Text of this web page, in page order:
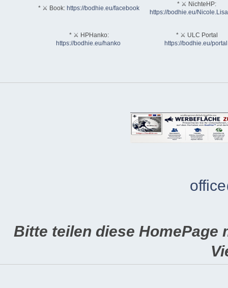
* ⚔ Book: https://bodhie.eu/facebook
* ⚔ NichteHP:
https://bodhie.eu/
* ⚔ HPHanko:
https://bodhie.eu/hanko
* ⚔ ULC Portal
https://bodhie.eu/portal
Bitte teilen diese HomePage